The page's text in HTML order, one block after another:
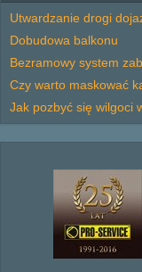
Utwardzanie drogi
Dobudowa balkonu
Bezramowy system
Czy warto maskować
Jak pozbyć się wilgoci